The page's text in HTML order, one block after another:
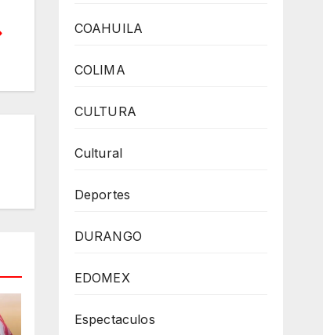
COAHUILA
COLIMA
CULTURA
Cultural
Deportes
DURANGO
EDOMEX
Espectaculos